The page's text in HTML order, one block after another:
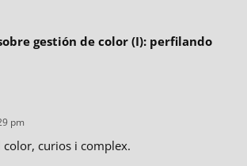
gestión de color (I): perfilando
pm
curios i complex.